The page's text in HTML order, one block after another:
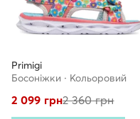
Primigi
Босоніжки · Кольоровий
2 099 грн2 360грн